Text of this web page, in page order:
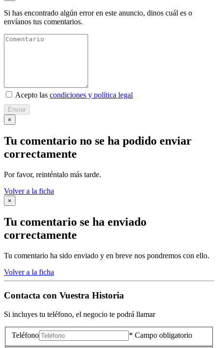
Si has encontrado algún error en este anuncio, dinos cuál es o
envíanos tus comentarios.
Acepto las condiciones y política legal
Enviar
×
Tu comentario no se ha podido enviar
correctamente
Por favor, reinténtalo más tarde.
Volver a la ficha
×
Tu comentario se ha enviado
correctamente
Tu comentario ha sido enviado y en breve nos pondremos con ello.
Volver a la ficha
Contacta con Vuestra Historia
Si incluyes tu teléfono, el negocio te podrá llamar
Teléfono * Campo obligatorio